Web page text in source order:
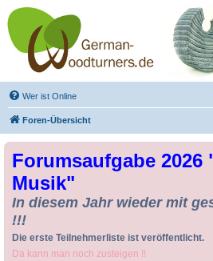
Drechseln und
Kunsthandwerk -
German-Woodturners
*Forum Sauerland*
Der Treffpunkt für Drechsler und Freunde des
Wer ist Online
Foren-Übersicht
Forumsaufgabe 2026
Musik"
In diesem Jahr wieder mit
!!!
Die erste Teilnehmerliste ist veröffentlicht.
Da kann man noch zusteigen !!